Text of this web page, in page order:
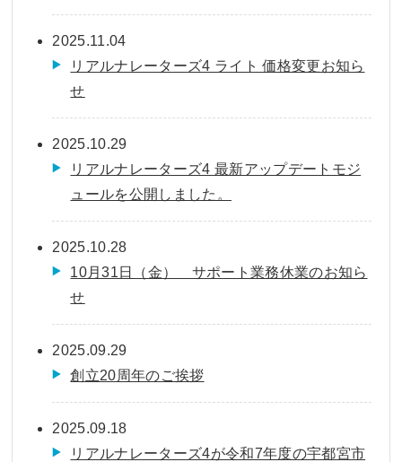
2025.11.04
リアルナレーターズ4 ライト 価格変更お知ら
せ
2025.10.29
リアルナレーターズ4 最新アップデートモジ
ュールを公開しました。
2025.10.28
10月31日（金） サポート業務休業のお知ら
せ
2025.09.29
創立20周年のご挨拶
2025.09.18
リアルナレーターズ4が令和7年度の宇都宮市